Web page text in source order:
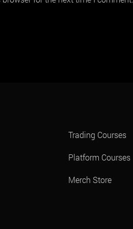
Trading Courses
Platform Courses
Merch Store